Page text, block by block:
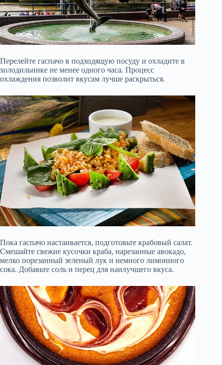
Перелейте гаспачо в подходящую посуду и охладите в
холодильнике не менее одного часа. Процесс
охлаждения позволит вкусам лучше раскрыться.
Пока гаспачо настаивается, подготовьте крабовый салат.
Смешайте свежие кусочки краба, нарезанные авокадо,
мелко порезанный зеленый лук и немного лимонного
сока. Добавьте соль и перец для наилучшего вкуса.